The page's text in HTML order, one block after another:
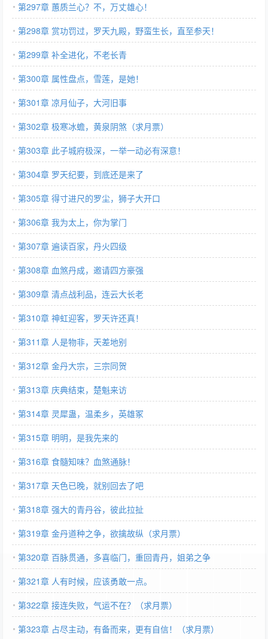
第297章 蕙质兰心？不，万丈雄心！
第298章 赏功罚过，罗天九殿，野蛮生长，直至参天！
第299章 补全进化，不老长青
第300章 属性盘点，雪莲，是她！
第301章 凉月仙子，大河旧事
第302章 极寒冰蟾，黄泉阴煞（求月票）
第303章 此子城府极深，一举一动必有深意！
第304章 罗天纪要，到底还是来了
第305章 得寸进尺的罗尘，狮子大开口
第306章 我为太上，你为掌门
第307章 遍读百家，丹火四级
第308章 血煞丹成，邀请四方豪强
第309章 清点战利品，连云大长老
第310章 神虹迎客，罗天许还真！
第311章 人是物非，天差地别
第312章 金丹大宗，三宗同贺
第313章 庆典结束，楚魁来访
第314章 灵犀蛊，温柔乡，英雄冢
第315章 明明，是我先来的
第316章 食髓知味？血煞通脉！
第317章 天色已晚，就别回去了吧
第318章 强大的青丹谷，彼此拉扯
第319章 金丹道种之争，欲擒故纵（求月票）
第320章 百脉贯通，多喜临门，重回青丹，姐弟之争
第321章 人有时候，应该勇敢一点。
第322章 接连失败，气运不在？（求月票）
第323章 占尽主动，有备而来，更有自信！（求月票）